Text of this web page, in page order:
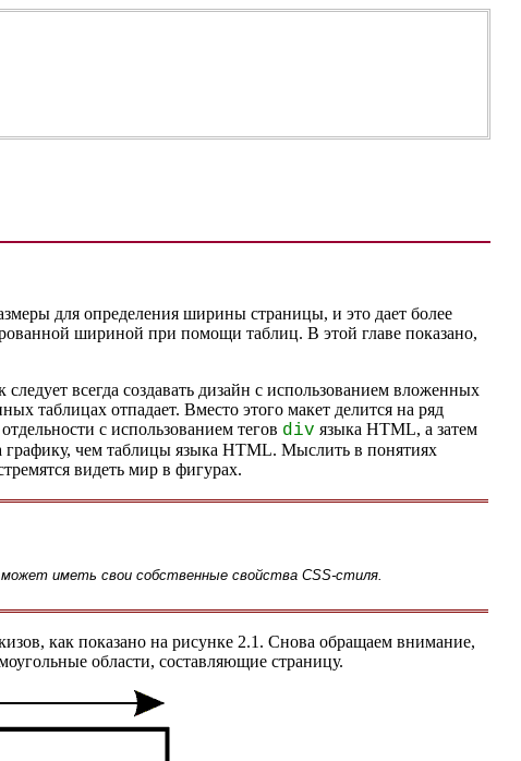
для определения ширины страницы, и это дает более
шириной при помощи таблиц. В этой главе показано,
всегда создавать дизайн с использованием вложенных
таблицах отпадает. Вместо этого макет делится на ряд
с использованием тегов div языка HTML, а затем
графику, чем таблицы языка HTML. Мыслить в понятиях
видеть мир в фигурах.
иметь свои собственные свойства CSS-стиля.
как показано на рисунке 2.1. Снова обращаем внимание,
области, составляющие страницу.